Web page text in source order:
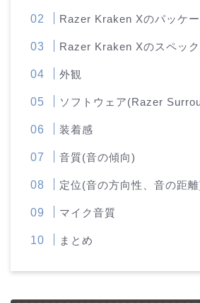
Razer Kraken Xのパッケ
Razer Kraken Xのスペック
外観
ソフトウェア(Razer
装着感
音質(音の傾向)
定位(音の方向性、音の距
マイク音質
まとめ